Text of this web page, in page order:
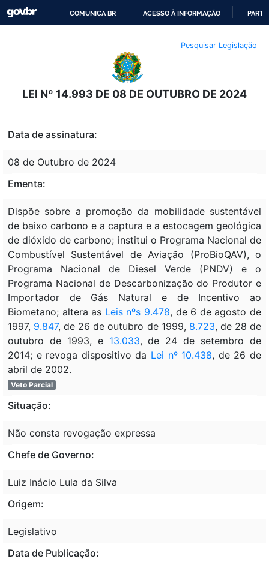
O
CONTEÚDO
COMUNICA BR ACESSO À INFORMAÇÃO
Pesquisar Legislação
LEI Nº 14.993 DE 08 DE OUTUBRO DE 2024
Data de assinatura:
08 de Outubro de 2024
Ementa:
Dispõe sobre a promoção da mobilidade sustentável
de baixo carbono e a captura e a estocagem geológica
de dióxido de carbono; institui o Programa Nacional de
Combustível Sustentável de Aviação (ProBioQAV), o
Programa Nacional de Diesel Verde (PNDV) e o
Programa Nacional de Descarbonização do Produtor e
Importador de Gás Natural e de Incentivo ao
Biometano; altera as Leis nºs 9.478, de 6 de agosto de
1997, 9.847, de 26 de outubro de 1999, 8.723, de 28 de
outubro de 1993, e 13.033, de 24 de setembro de
2014; e revoga dispositivo da Lei nº 10.438, de 26 de
abril de 2002.
Veto Parcial
Situação:
Não consta revogação expressa
Chefe de Governo:
Luiz Inácio Lula da Silva
Origem:
Legislativo
Data de Publicação: